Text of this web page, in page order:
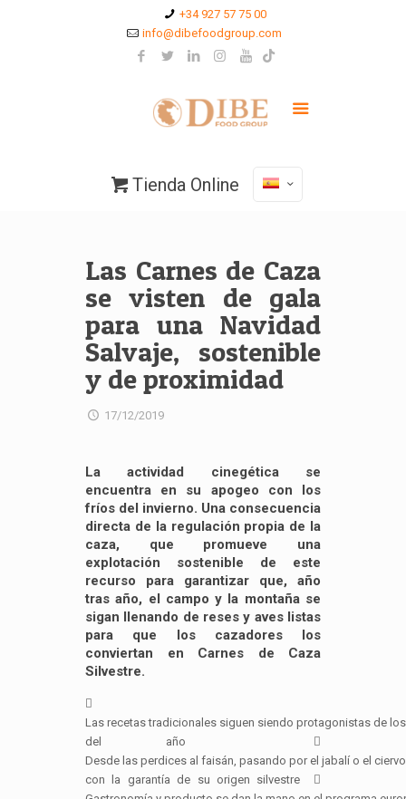
+34 927 57 75 00
info@dibefoodgroup.com
Tienda Online
Las Carnes de Caza
se visten de gala
para una Navidad
Salvaje, sostenible
y de proximidad
17/12/2019
La actividad cinegética se
encuentra en su apogeo con los
fríos del invierno. Una consecuencia
directa de la regulación propia de la
caza, que promueve una
explotación sostenible de este
recurso para garantizar que, año
tras año, el campo y la montaña se
sigan llenando de reses y aves listas
para que los cazadores los
conviertan en Carnes de Caza
Silvestre.

Las recetas tradicionales siguen siendo protagonistas de
del año 
Desde las perdices al faisán, pasando por el jabalí o el
con la garantía de su origen silvestre 